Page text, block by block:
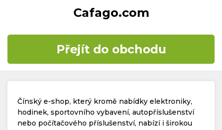
Časté dotazy
Kontakt
Cafago.com
Přejít do obchodu
Čínský e-shop, který kromě nabídky elektroniky,
hodinek, sportovního vybavení, autopříslušenství
nebo počítačového příslušenství, nabízí i širokou